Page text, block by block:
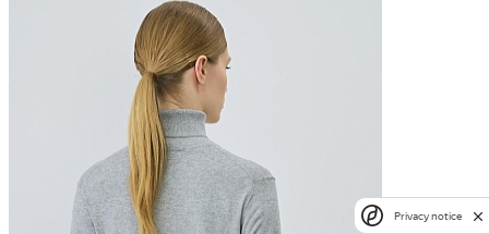
Privacy notice